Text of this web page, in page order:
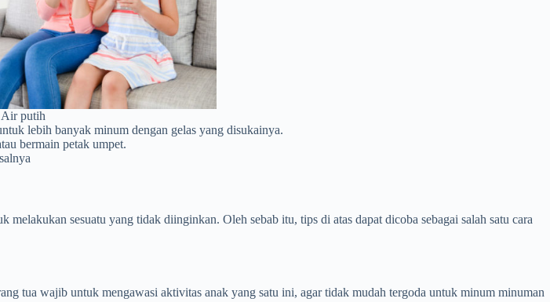
Air putih
lebih banyak minum dengan gelas yang disukainya.
bermain petak umpet.
sesuatu yang tidak diinginkan. Oleh sebab itu, tips di atas dapat dicoba sebagai salah satu cara
tua wajib untuk mengawasi aktivitas anak yang satu ini, agar tidak mudah tergoda untuk minum minuman